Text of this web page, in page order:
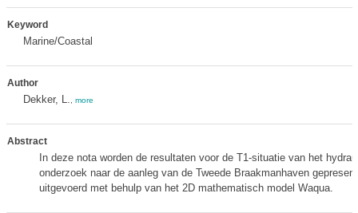
Keyword
Marine/Coastal
Author
Dekker, L. more
Abstract
In deze nota worden de resultaten voor de T1-situatie van het
onderzoek naar de aanleg van de Tweede Braakmanhaven
uitgevoerd met behulp van het 2D mathematisch model Waqua.